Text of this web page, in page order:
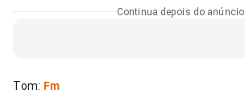
Continua depois do anúncio
Tom: Fm